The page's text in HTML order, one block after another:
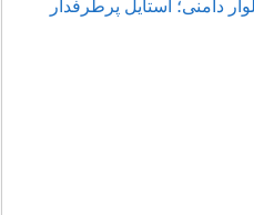
یقه شومیز
دامنی؛ استایل پرطرفدار